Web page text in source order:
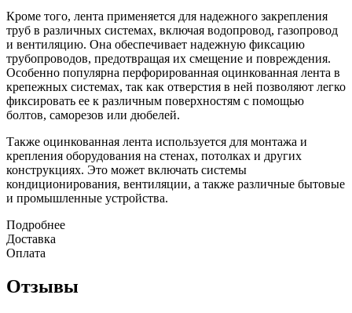
Кроме того, лента применяется для надежного закрепления
труб в различных системах, включая водопровод, газопровод
и вентиляцию. Она обеспечивает надежную фиксацию
трубопроводов, предотвращая их смещение и повреждения.
Особенно популярна перфорированная оцинкованная лента в
крепежных системах, так как отверстия в ней позволяют легко
фиксировать ее к различным поверхностям с помощью
болтов, саморезов или дюбелей.
Также оцинкованная лента используется для монтажа и
крепления оборудования на стенах, потолках и других
конструкциях. Это может включать системы
кондиционирования, вентиляции, а также различные бытовые
и промышленные устройства.
Подробнее
Доставка
Оплата
Отзывы